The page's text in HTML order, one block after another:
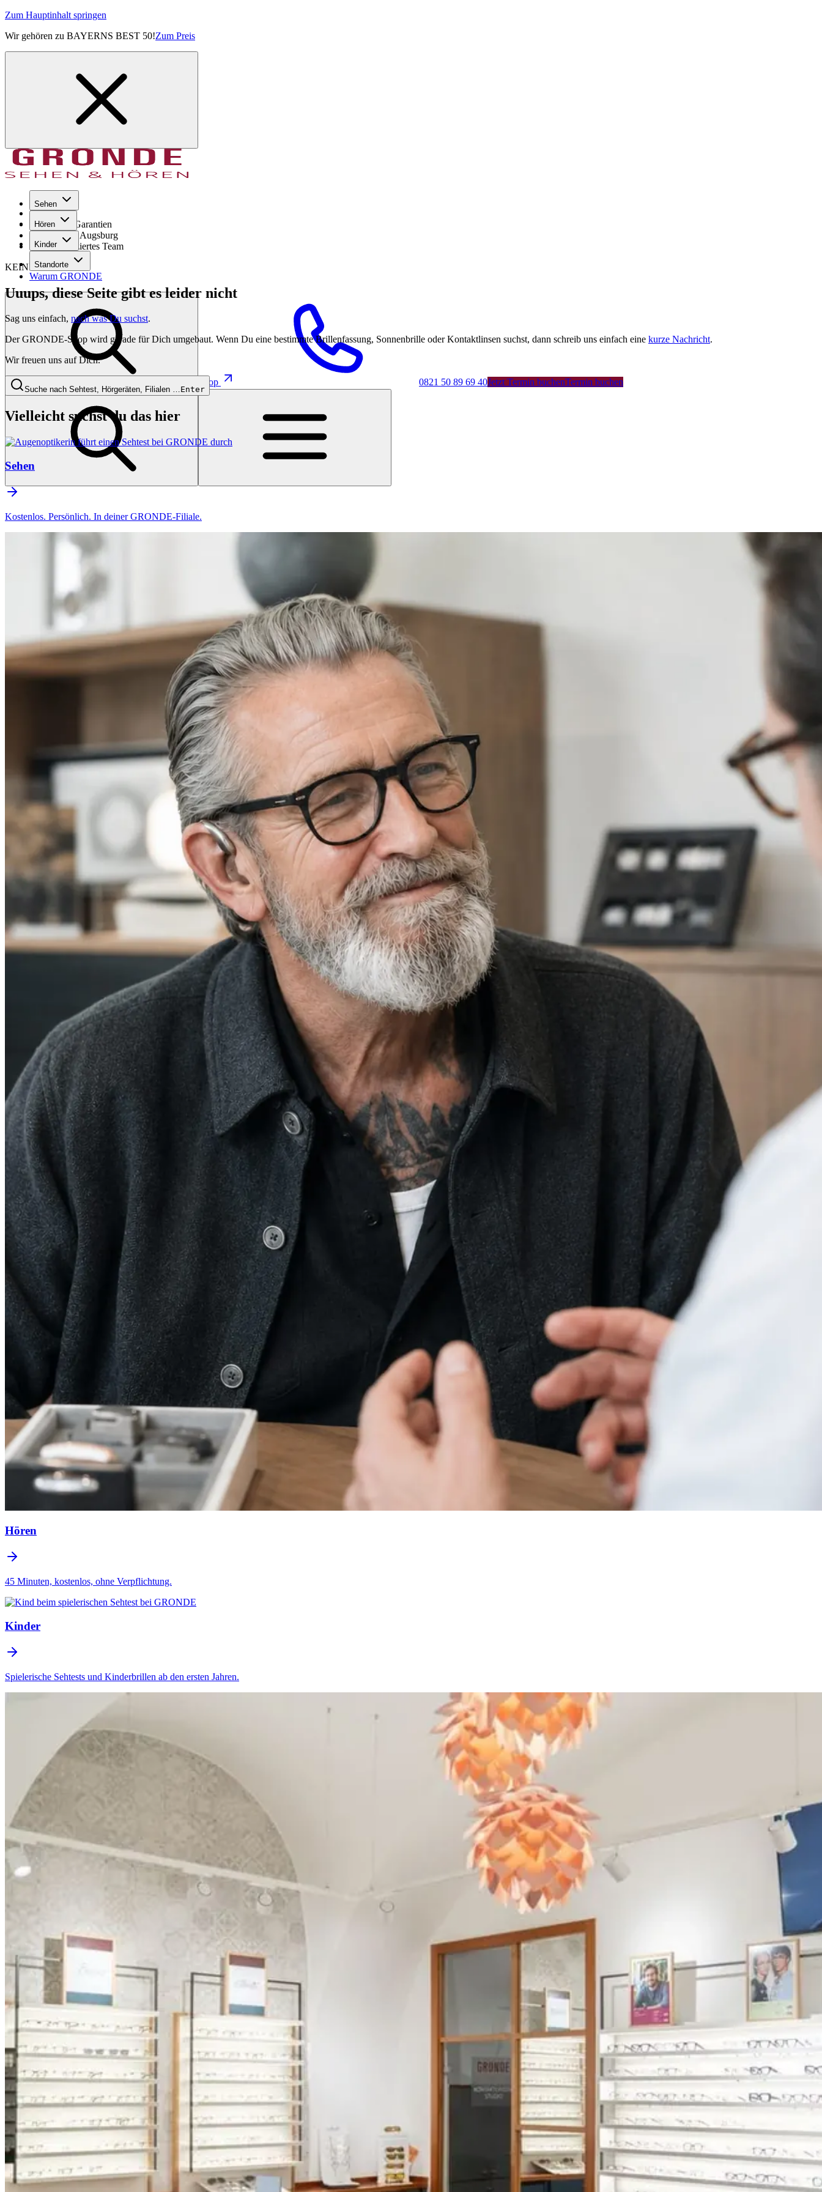
Zum Hauptinhalt springen
Wir gehören zu BAYERNS BEST 50!Zum Preis
Sehen
Hören
Kinder
Standorte
Warum GRONDE
Shop 0821 50 89 69 40Jetzt Termin buchenTermin buchen
Seit 1971
GRONDE Garantien
8× im Raum Augsburg
Hochqualifiziertes Team
KEINE SORGE!
Uuups, diese Seite gibt es leider nicht
Sag uns einfach, nach was Du suchst.
Der GRONDE-Shop wird gerade für Dich umgebaut. Wenn Du eine bestimmte Brillenfassung, Sonnenbrille oder Kontaktlinsen suchst, dann schreib uns einfach eine kurze Nachricht.
Wir freuen uns auf Dich.
Suche nach Sehtest, Hörgeräten, Filialen …Enter
Vielleicht suchst du das hier
Sehen
Kostenlos. Persönlich. In deiner GRONDE-Filiale.
Hören
45 Minuten, kostenlos, ohne Verpflichtung.
Kinder
Spielerische Sehtests und Kinderbrillen ab den ersten Jahren.